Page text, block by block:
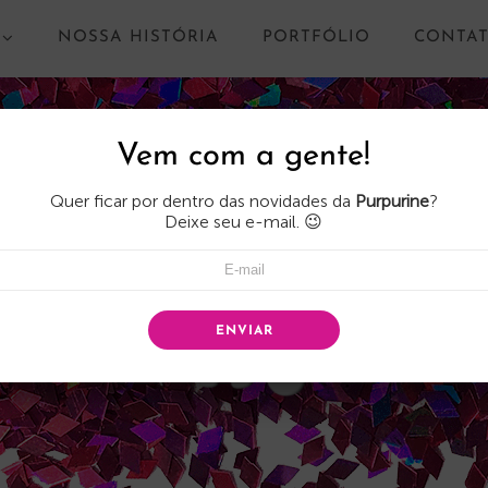
NOSSA HISTÓRIA PORTFÓLIO
Vem com a gente!
Quer ficar por dentro das novidades da Purpurine?
Deixe seu e-mail. 😉
ENVIAR